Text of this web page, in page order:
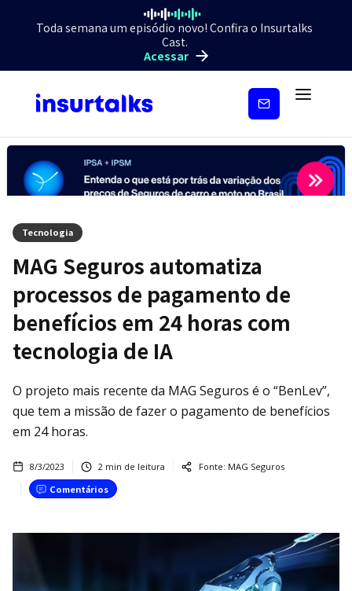
Toda semana um episódio novo! Confira o Insurtalks
Cast.
Acessar
Inscreva-
Tecnologia
MAG Seguros automatiza
processos de pagamento de
benefícios em 24 horas com
tecnologia de IA
O projeto mais recente da MAG Seguros é o “BenLev”,
que tem a missão de fazer o pagamento de benefícios
em 24 horas.
8/3/2023 2 min de leitura Fonte: MAG Seguros
Comentários